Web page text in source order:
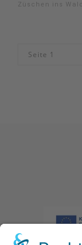
Züschen ins